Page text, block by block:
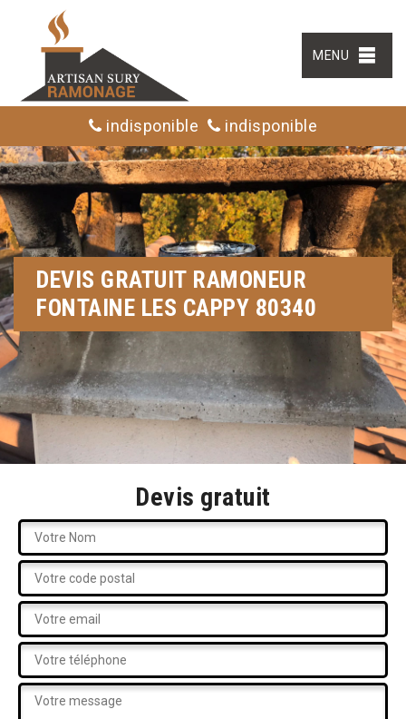
MENU
indisponible indisponible
DEVIS GRATUIT RAMONEUR
FONTAINE LES CAPPY 80340
Devis gratuit